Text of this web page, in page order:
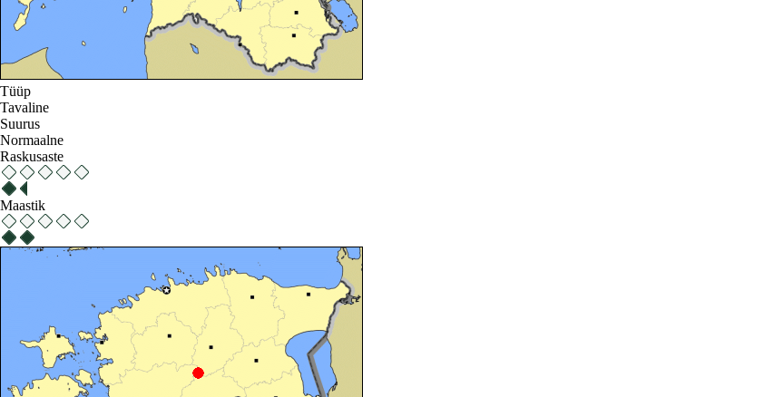
Tüüp
Tavaline
Suurus
Normaalne
Raskusaste
Maastik